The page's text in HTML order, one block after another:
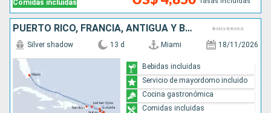
Comidas incluidas
PUERTO RICO, FRANCIA, ANTIGUA Y BARBUDA, REINO UNIDO, ESTADOS UNIDOS
Silver shadow 13 d Miami 18/11/2026
Bebidas incluidas
Servicio de mayordomo incluido
Cocina gastronómica
Comidas incluidas